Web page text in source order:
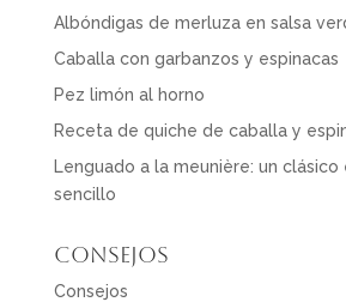
Albóndigas de merluza en salsa
Caballa con garbanzos y espinacas
Pez limón al horno
Receta de quiche de caballa y
Lenguado a la meunière: un
sencillo
Consejos
Consejos